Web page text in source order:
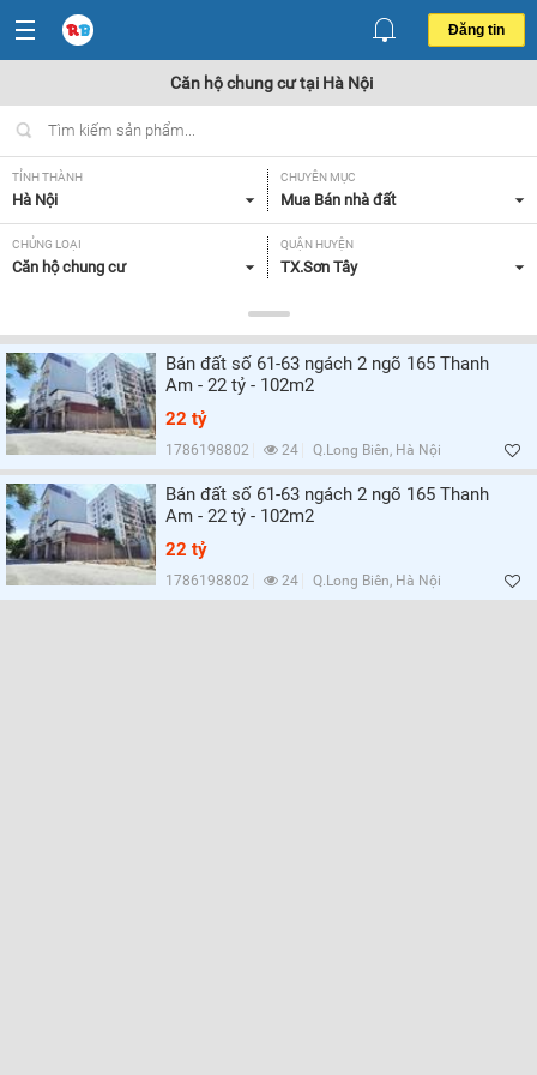
Đăng tin
Căn hộ chung cư tại Hà Nội
TỈNH THÀNH
Hà Nội
CHUYÊN MỤC
Mua Bán nhà đất
CHỦNG LOẠI
Căn hộ chung cư
QUẬN HUYỆN
TX.Sơn Tây
< 70 m2,
MỨC GIÁ
Tất cả
SỐ PHÒNG NGỦ
Tất cả
CĂN GÓC/ CĂN THƯỜNG
HƯỚNG CỬA CHÍNH
Tất cả
HƯỚNG BAN CÔNG
Tất cả
GIẤY TỜ PHÁP LÝ
Tất cả
Lọc
Bán đất số 61-63 ngách 2 ngõ 165 Thanh
Am - 22 tỷ - 102m2
22 tỷ
1786198802 24 Q.Long Biên, Hà Nội
Bán đất số 61-63 ngách 2 ngõ 165 Thanh
Am - 22 tỷ - 102m2
22 tỷ
1786198802 24 Q.Long Biên, Hà Nội